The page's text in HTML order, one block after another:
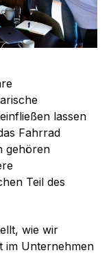
lassen
Fahrrad
gehören
Teil des
wie wir
im Unternehmen